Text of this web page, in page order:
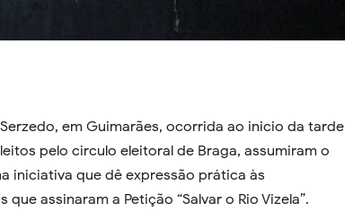
em Guimarães, ocorrida ao inicio da tarde
pelo circulo eleitoral de Braga, assumiram o
iniciativa que dê expressão prática às
assinaram a Petição “Salvar o Rio Vizela”.